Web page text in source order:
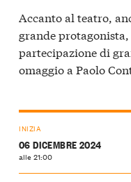
Accanto al teatro,
grande
partecipazione di
omaggio a Paolo
INIZIA
06 DICEMBRE 2024
alle 21:00